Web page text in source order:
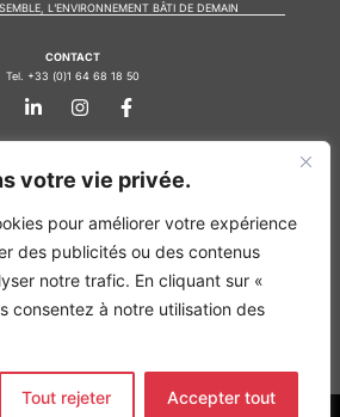
votre vie privée.
pour améliorer votre expérience
des publicités ou des contenus
notre trafic. En cliquant sur «
consentez à notre utilisation des
Tout rejeter Accepter tout
L’ENVIRONNEMENT BÂTI DE DEMAIN
CONTACT
Tel. +33 (0)1 64 68 18 50
i
e
d
n
-
n
I
n
a
g
a
m
F
a
b
o
o
k
-
Nos agences
Tel. +33 (0)1 64 68 18 50
n
k
e
s
t
a
c